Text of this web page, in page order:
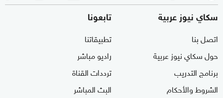
سكاي نيوز عربية
اتصل بنا
حول سكاي نيوز عربية
برنامج التدريب
الشروط والأحكام
تابعونا
تطبيقاتنا
راديو مباشر
ترددات القناة
البث المباشر